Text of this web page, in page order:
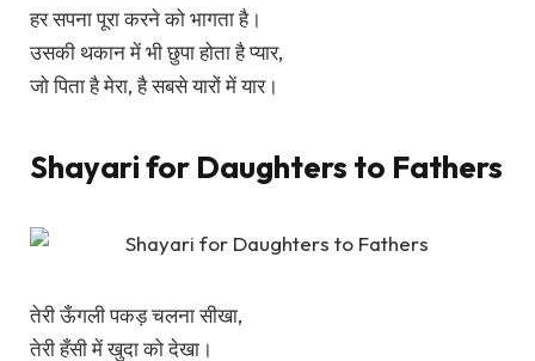
हर सपना पूरा करने को भागता है।
उसकी थकान में भी छुपा होता है प्यार,
जो पिता है मेरा, है सबसे यारों में यार।
Shayari for Daughters to Fathers
तेरी ऊँगली पकड़ चलना सीखा,
तेरी हँसी में खुदा को देखा।